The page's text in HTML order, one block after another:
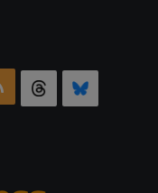
RSS Threads